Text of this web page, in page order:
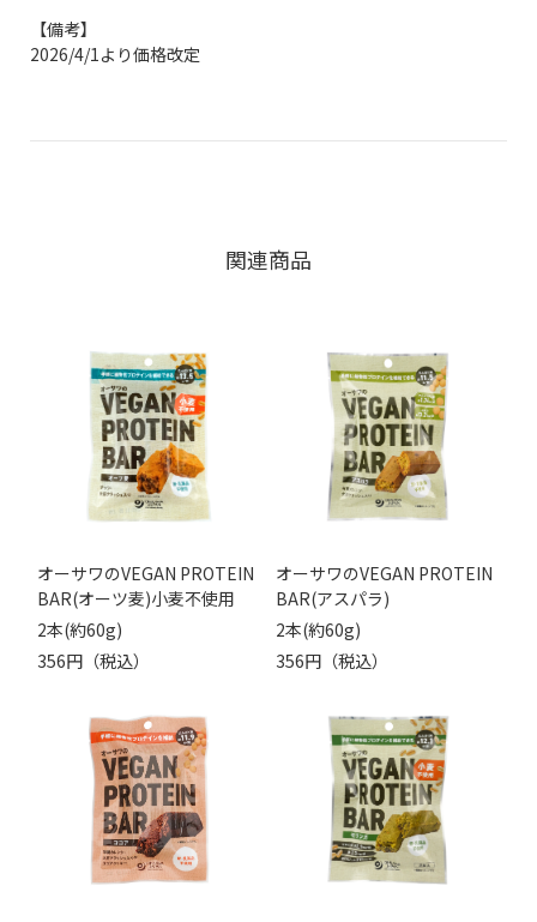
【備考】
2026/4/1より価格改定
関連商品
オーサワのVEGAN PROTEIN
BAR(オーツ麦)小麦不使用
2本(約60g)
356円（税込）
オーサワのVEGAN PROTEIN
BAR(アスパラ)
2本(約60g)
356円（税込）